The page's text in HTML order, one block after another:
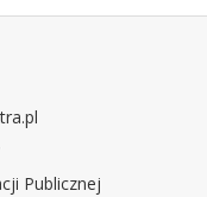
Publicznej